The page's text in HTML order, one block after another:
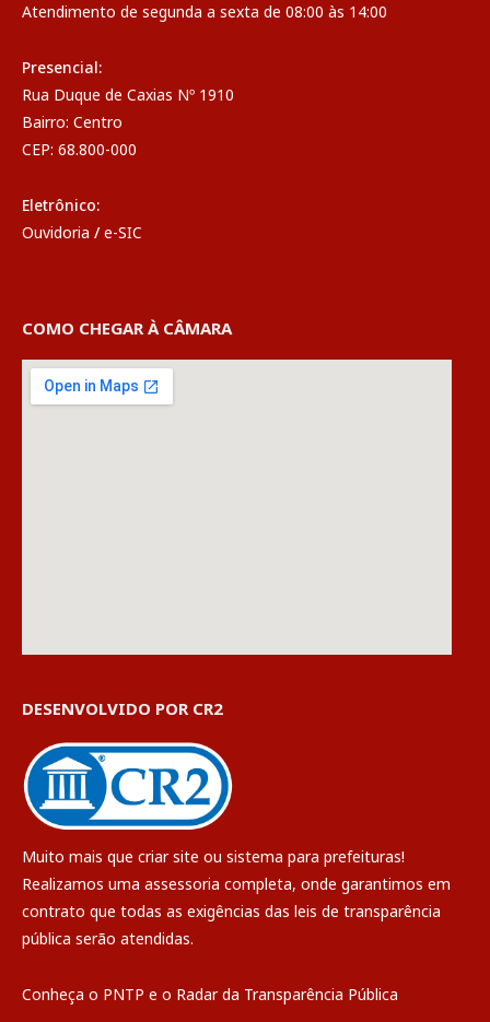
Atendimento de segunda a sexta de 08:00 às 14:00
Presencial:
Rua Duque de Caxias Nº 1910
Bairro: Centro
CEP: 68.800-000
Eletrônico:
Ouvidoria / e-SIC
COMO CHEGAR À CÂMARA
DESENVOLVIDO POR CR2
Muito mais que criar site ou sistema para prefeituras!
Realizamos uma assessoria completa, onde garantimos em
contrato que todas as exigências das leis de transparência
pública serão atendidas.
Conheça o PNTP e o Radar da Transparência Pública